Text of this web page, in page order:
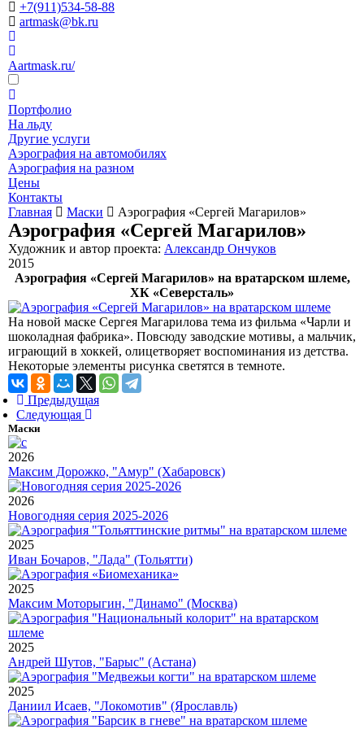
+7(911)534-58-88
artmask@bk.ru
Aartmask.ru/
Портфолио
На льду
Другие услуги
Аэрография на автомобилях
Аэрография на разном
Цены
Контакты
Главная
Маски Аэрография «Сергей Магарилов»
Аэрография «Сергей Магарилов»
Художник и автор проекта: Александр Ончуков
2015
Аэрография «Сергей Магарилов» на вратарском шлеме,
ХК «Северсталь»
На новой маске Сергея Магарилова тема из фильма «Чарли и
шоколадная фабрика». Повсюду заводские мотивы, а мальчик,
играющий в хоккей, олицетворяет воспоминания из детства.
Некоторые элементы рисунка светятся в темноте.
Предыдущая
Следующая
Маски
2026
Максим Дорожко, "Амур" (Хабаровск)
2026
Новогодняя серия 2025-2026
2025
Иван Бочаров, "Лада" (Тольятти)
2025
Максим Моторыгин, "Динамо" (Москва)
2025
Андрей Шутов, "Барыс" (Астана)
2025
Даниил Исаев, "Локомотив" (Ярославль)